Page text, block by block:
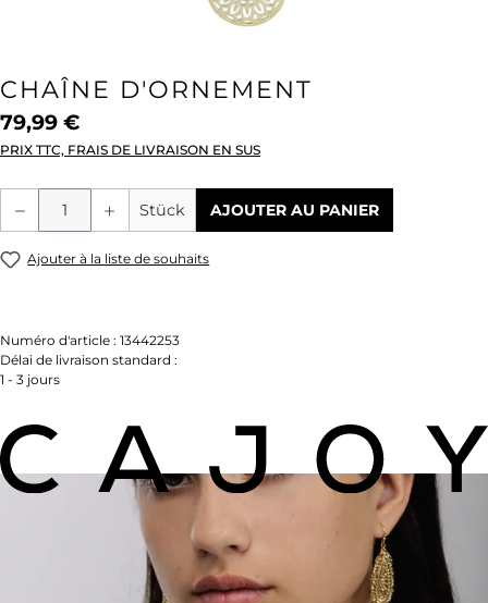
CHAÎNE D'ORNEMENT
79,99 €
PRIX TTC, FRAIS DE LIVRAISON EN SUS
Quantité de produit : Entrez la
Stück AJOUTER AU PANIER
Ajouter à la liste de souhaits
Numéro d'article : 13442253
Délai de livraison standard :
1 - 3 jours